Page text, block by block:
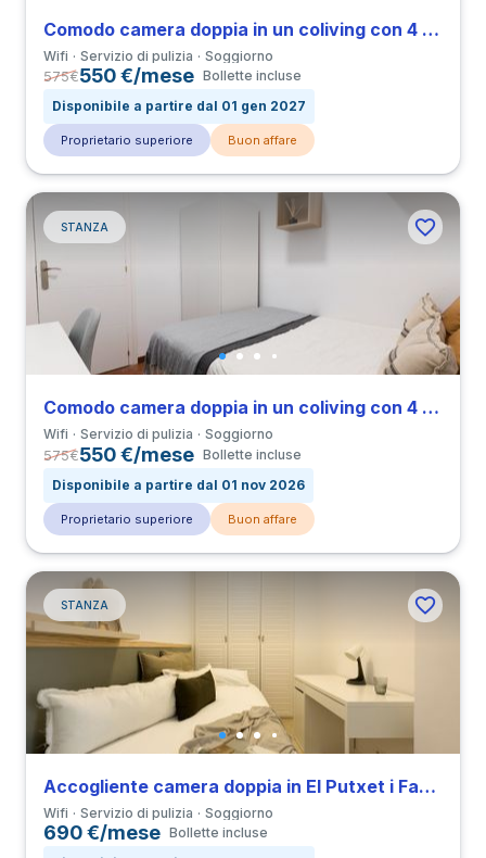
Comodo camera doppia in un coliving con 4 camere in Can Baro
Wifi Servizio di pulizia Soggiorno
575€550 €/mese Bollette incluse
Disponibile a partire dal 01 gen 2027
Proprietario superiore Buon affare
STANZA
Comodo camera doppia in un coliving con 4 camere in Can Baro
Wifi Servizio di pulizia Soggiorno
575€550 €/mese Bollette incluse
Disponibile a partire dal 01 nov 2026
Proprietario superiore Buon affare
STANZA
Accogliente camera doppia in El Putxet i Farró
Wifi Servizio di pulizia Soggiorno
690 €/mese Bollette incluse